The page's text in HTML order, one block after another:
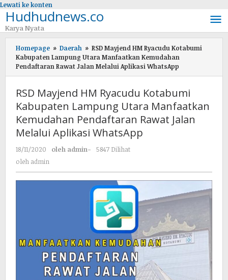
Lewati ke konten
Hudhudnews.co
Karya Nyata
Homepage » Daerah » RSD Mayjend HM Ryacudu Kotabumi
Kabupaten Lampung Utara Manfaatkan Kemudahan
Pendaftaran Rawat Jalan Melalui Aplikasi WhatsApp
RSD Mayjend HM Ryacudu Kotabumi
Kabupaten Lampung Utara Manfaatkan
Kemudahan Pendaftaran Rawat Jalan
Melalui Aplikasi WhatsApp
18/11/2020 oleh admin-
5847 Dilihat
oleh admin